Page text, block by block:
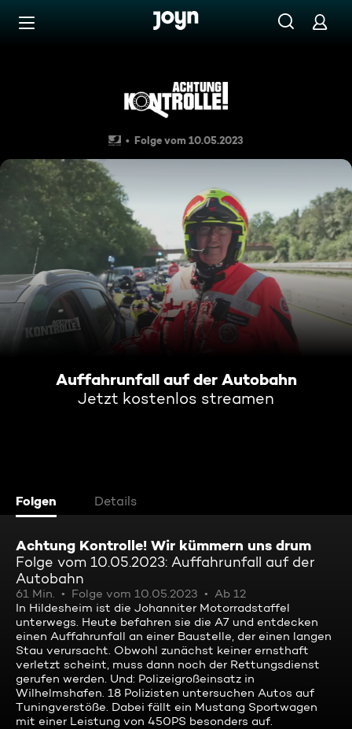
Zum Inhalt springen
Auffahrunfall auf der
Folge vom 10.05.2023
Auffahrunfall auf der Autobahn
Jetzt kostenlos streamen
Folgen Details
Achtung Kontrolle! Wir kümmern uns drum
Folge vom 10.05.2023: Auffahrunfall auf der
Autobahn
61 Min. Folge vom 10.05.2023
Ab 12
In Hildesheim ist die Johanniter Motorradstaffel
unterwegs. Heute befahren sie die A7 und entdecken
einen Auffahrunfall an einer Baustelle, der einen langen
Stau verursacht. Obwohl zunächst keiner ernsthaft
verletzt scheint, muss dann noch der Rettungsdienst
gerufen werden. Und: Polizeigroßeinsatz in
Wilhelmshafen. 18 Polizisten untersuchen Autos auf
Tuningverstöße. Dabei fällt ein Mustang Sportwagen
mit einer Leistung von 450PS besonders auf.